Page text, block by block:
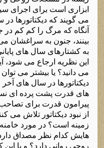
ابزاری است برای اجرای
می گویند که دیکتاتورها
آنگاه که مرگ را کم کم
بینند، جنون به سراغشان
به کشتارهای سال های
این نظریه ارجاع می شود،
می دانید؟ یا بیشتر می
دیکتاتورها در سال های
های قدرت پشت پرده ای
پیرامون قدرت برای
از نبود دیکتاتور تلاش می
زمینه است؟ در مورد
هایش کدام نظر مصداق
روحی روانی دارد؟ و یا